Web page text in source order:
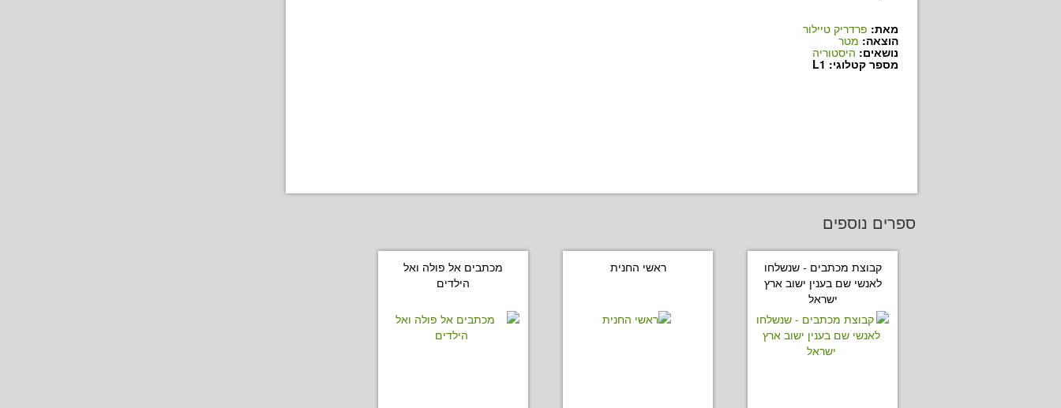
מאת: פרדריק טיילור
הוצאה: מטר
נושאים: היסטוריה
מספר קטלוגי: L1
ספרים נוספים
קבוצת מכתבים - שנשלחו
לאנשי שם בענין ישוב ארץ
ישראל
ראשי החנית
מכתבים אל פולה ואל
הילדים